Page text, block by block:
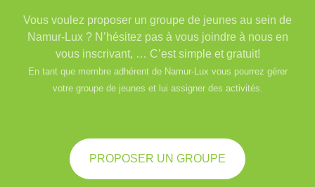
Vous voulez proposer un groupe de jeunes au sein de
Namur-Lux ? N’hésitez pas à vous joindre à nous en
vous inscrivant, … C’est simple et gratuit!
En tant que membre adhérent de Namur-Lux vous pourrez gérer
votre groupe de jeunes et lui assigner des activités.
PROPOSER UN GROUPE